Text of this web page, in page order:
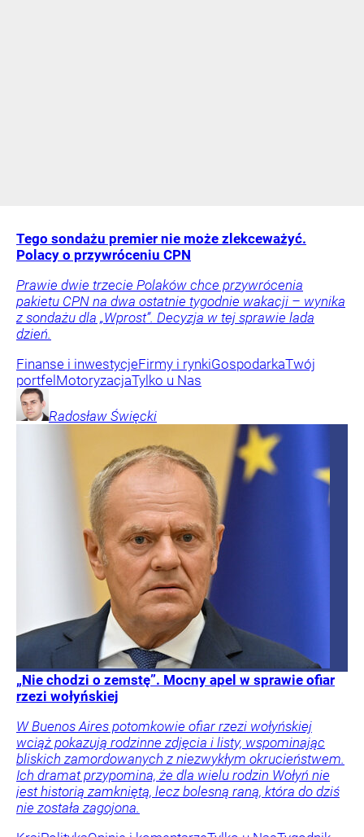
Tego sondażu premier nie może zlekceważyć.
Polacy o przywróceniu CPN
Prawie dwie trzecie Polaków chce przywrócenia
pakietu CPN na dwa ostatnie tygodnie wakacji – wynika
z sondażu dla „Wprost”. Decyzja w tej sprawie lada
dzień.
Finanse i inwestycjeFirmy i rynkiGospodarkaTwój
portfel MotoryzacjaTylko u Nas
Radosław Święcki
„Nie chodzi o zemstę”. Mocny apel w sprawie ofiar
rzezi wołyńskiej
W Buenos Aires potomkowie ofiar rzezi wołyńskiej
wciąż pokazują rodzinne zdjęcia i listy, wspominając
bliskich zamordowanych z niezwykłym okrucieństwem.
Ich dramat przypomina, że dla wielu rodzin Wołyń nie
jest historią zamkniętą, lecz bolesną raną, która do dziś
nie została zagojona.